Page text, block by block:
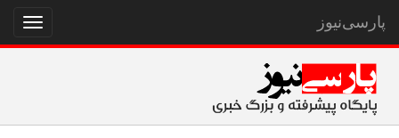
نمایش
منو
پارسی‌نیوز